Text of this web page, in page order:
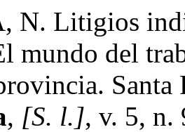
N. Litigios
mundo del
, [S. l.], v. 5, n.